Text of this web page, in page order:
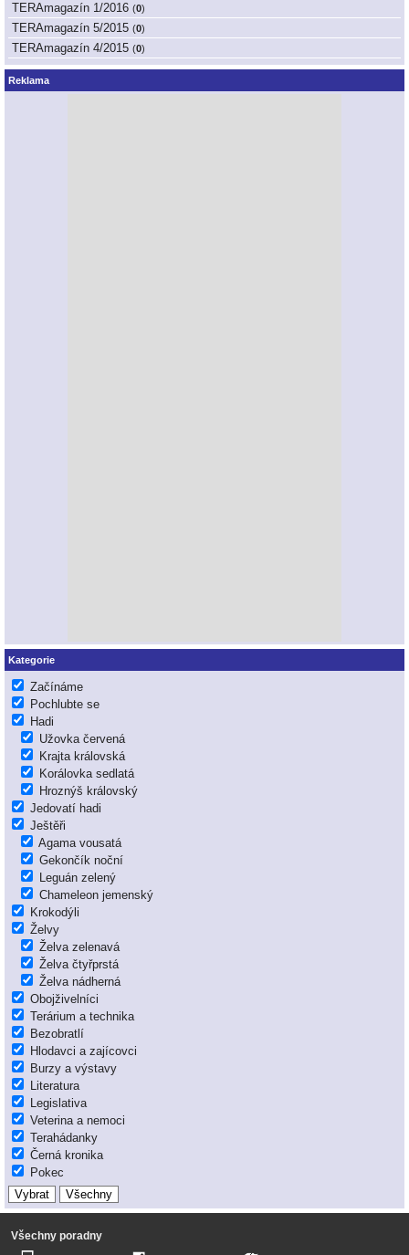
TERAmagazín 1/2016 (0)
TERAmagazín 5/2015 (0)
TERAmagazín 4/2015 (0)
Reklama
Kategorie
Začínáme
Pochlubte se
Hadi
Užovka červená
Krajta královská
Korálovka sedlatá
Hroznýš královský
Jedovatí hadi
Ještěři
Agama vousatá
Gekončík noční
Leguán zelený
Chameleon jemenský
Krokodýli
Želvy
Želva zelenavá
Želva čtyřprstá
Želva nádherná
Obojživelníci
Terárium a technika
Bezobratlí
Hlodavci a zajícovci
Burzy a výstavy
Literatura
Legislativa
Veterina a nemoci
Terahádanky
Černá kronika
Pokec
Všechny poradny